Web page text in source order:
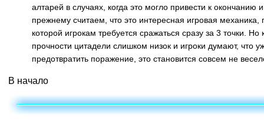
алтарей в случаях, когда это могло привести к окончанию
прежнему считаем, что это интересная игровая механика,
которой игрокам требуется сражаться сразу за 3 точки. Но
прочности цитадели слишком низок и игроки думают, что
предотвратить поражение, это становится совсем не
В начало